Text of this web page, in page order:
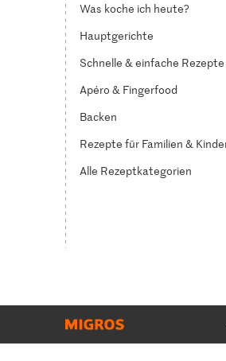
Was koche ich heute?
Hauptgerichte
Schnelle & einfache Rezepte
Apéro & Fingerfood
Backen
Rezepte für Familien &
Alle Rezeptkategorien